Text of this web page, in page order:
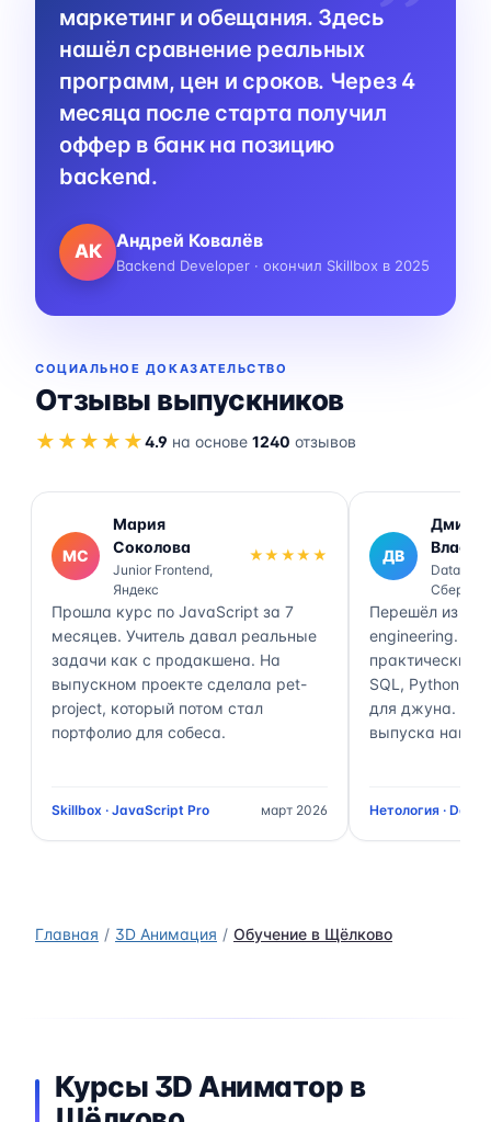
маркетинг и обещания. Здесь
нашёл сравнение реальных
программ, цен и сроков. Через 4
месяца после старта получил
оффер в банк на позицию
backend.
АК Андрей Ковалёв
Backend Developer · окончил Skillbox в 2025
СОЦИАЛЬНОЕ ДОКАЗАТЕЛЬСТВО
Отзывы выпускников
★★★★★4.9 на основе 1240 отзывов
МС
Мария
Соколова
Junior Frontend,
Яндекс
★★★★★
Прошла курс по JavaScript за 7
месяцев. Учитель давал реальные
задачи как с продакшена. На
выпускном проекте сделала pet-
project, который потом стал
портфолио для собеса.
Skillbox · JavaScript Pro март 2026
ДВ
Власов
Data
Сбер
Перешёл из
engineering.
практически
SQL, Python,
для джуна.
выпуска нашёл
Нетология · Data
Главная 3D Анимация Обучение в Щёлково
Курсы 3D Аниматор в